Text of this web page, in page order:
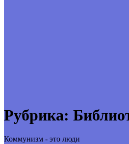
Рубрика:
Коммунизм - это люди